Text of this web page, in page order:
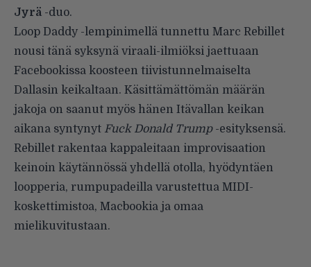
Jyrä -duo.
Loop Daddy -lempinimellä tunnettu Marc Rebillet
nousi tänä syksynä viraali-ilmiöksi jaettuaan
Facebookissa koosteen tiivistunnelmaiselta
Dallasin keikaltaan. Käsittämättömän määrän
jakoja on saanut myös hänen Itävallan keikan
aikana syntynyt Fuck Donald Trump-esityksensä.
Rebillet rakentaa kappaleitaan improvisaation
keinoin käytännössä yhdellä otolla, hyödyntäen
loopperia, rumpupadeilla varustettua MIDI-
koskettimistoa, Macbookia ja omaa
mielikuvitustaan.